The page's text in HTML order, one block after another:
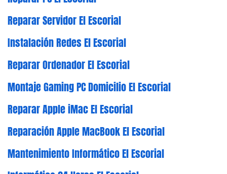
Reparar Servidor El Escorial
Instalación Redes El Escorial
Reparar Ordenador El Escorial
Montaje Gaming PC Domicilio El Escorial
Reparar Apple iMac El Escorial
Reparación Apple MacBook El Escorial
Mantenimiento Informático El Escorial